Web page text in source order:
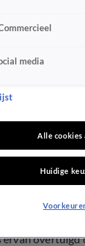
ervan
media
Alle cookies
Huidige